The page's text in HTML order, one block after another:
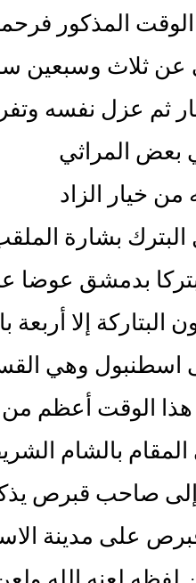
المذكور
ثلاث وسبعين
ثم عزل نفسه
بعض المراثي
خيار الزاد
بشارة
بدمشق عوضا
البتاركة إلا
اسطنبول وهي
هذا الوقت أعظم
بالشام
صاحب قبرص
على مدينة